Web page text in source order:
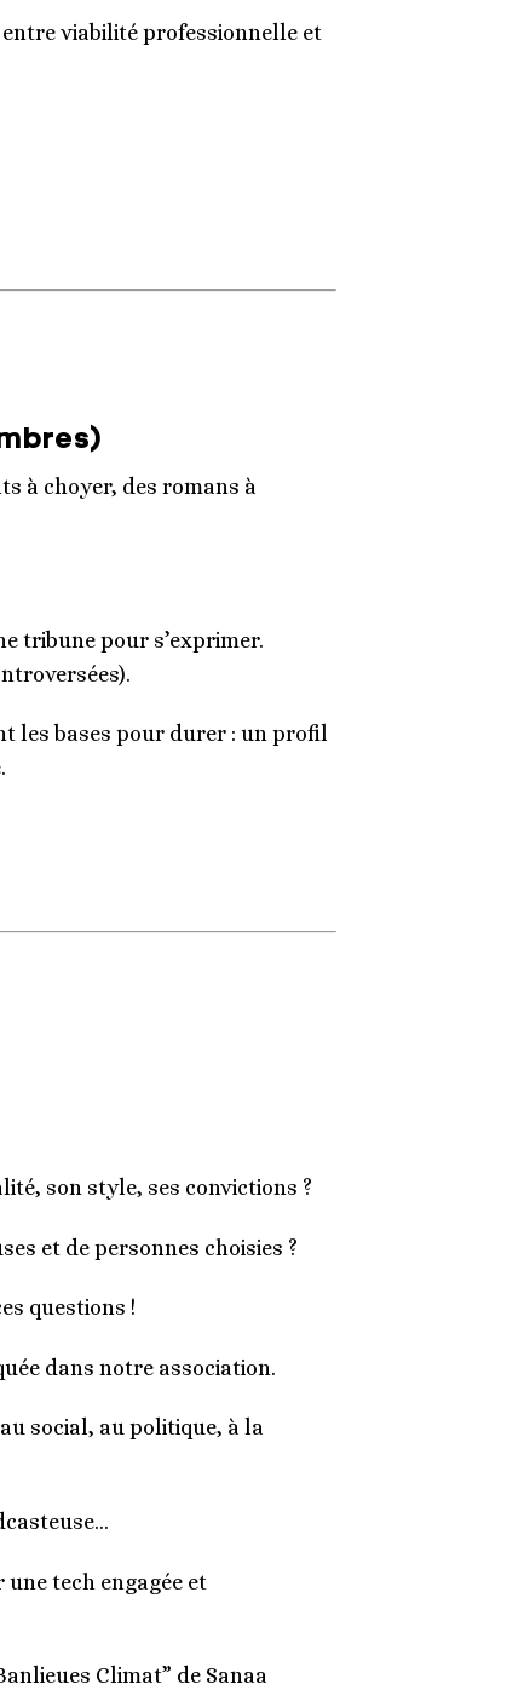
viabilité professionnelle et
à choyer, des romans à
tribune pour s’exprimer.
les bases pour durer : un profil
son style, ses convictions ?
et de personnes choisies ?
questions !
dans notre association.
social, au politique, à la
tech engagée et
Climat” de Sanaa